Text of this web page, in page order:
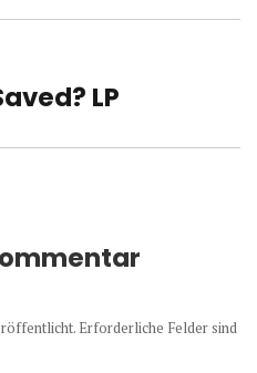
LP
Erforderliche Felder sind